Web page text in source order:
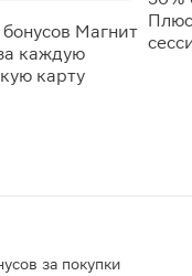
Магнит
каждую
карту
за покупки